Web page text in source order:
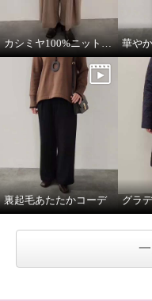
カシミヤ100%ニットマフラー
裏起毛あたたかコーデ